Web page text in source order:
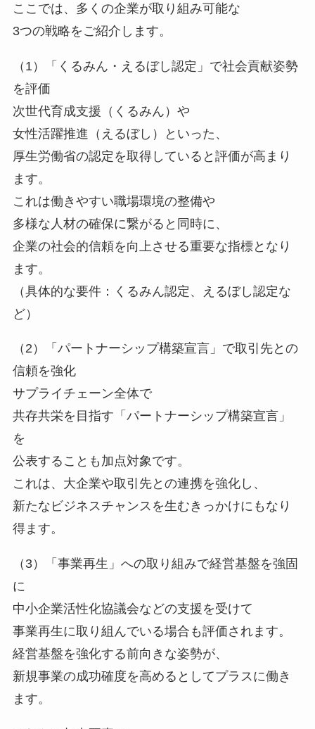
ここでは、多くの企業が取り組み可能な
3つの戦略をご紹介します。
（1）「くるみん・えるぼし認定」で社会貢献姿勢
を評価
次世代育成支援（くるみん）や
女性活躍推進（えるぼし）といった、
厚生労働省の認定を取得していると評価が高まり
ます。
これは働きやすい職場環境の整備や
多様な人材の確保に繋がると同時に、
企業の社会的信頼を向上させる重要な指標となり
ます。
（具体的な要件：くるみん認定、えるぼし認定な
ど）
（2）「パートナーシップ構築宣言」で取引先との
信頼を強化
サプライチェーン全体で
共存共栄を目指す「パートナーシップ構築宣言」
を
公表することも加点対象です。
これは、大企業や取引先との連携を強化し、
新たなビジネスチャンスを生むきっかけにもなり
得ます。
（3）「事業再生」への取り組みで経営基盤を強固
に
中小企業活性化協議会などの支援を受けて
事業再生に取り組んでいる場合も評価されます。
経営基盤を強化する前向きな姿勢が、
新規事業の成功確度を高めるとしてプラスに働き
ます。